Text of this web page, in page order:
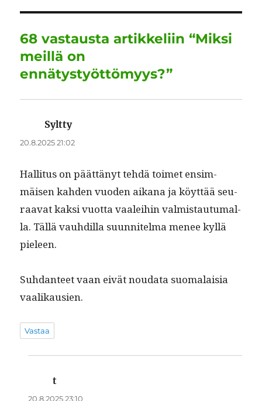
o
k
n p m
68 vastausta artikkeliin “Miksi
meillä on
ennätystyöttömyys?”
Sylttysanoo:
20.8.2025 21:02
Hal­li­tus on päät­tänyt tehdä toimet ensim­
mäisen kah­den vuo­den aikana ja köyt­tää seu­
raa­vat kak­si vuot­ta vaalei­hin valmis­tau­tu­mal­
la. Täl­lä vauhdil­la suun­nitel­ma menee kyl­lä
pieleen.
Suh­dan­teet vaan eivät nou­da­ta suo­ma­laisia
vaalikausien.
Vastaa
t
20.8.2025 23:10